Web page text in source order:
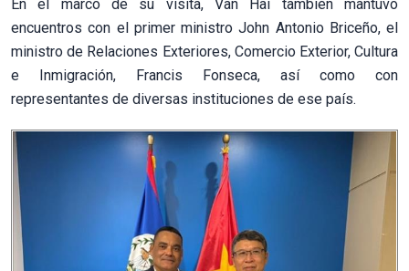
En el marco de su visita, Van Hai también mantuvo
encuentros con el primer ministro John Antonio Briceño, el
ministro de Relaciones Exteriores, Comercio Exterior, Cultura
e Inmigración, Francis Fonseca, así como con
representantes de diversas instituciones de ese país.